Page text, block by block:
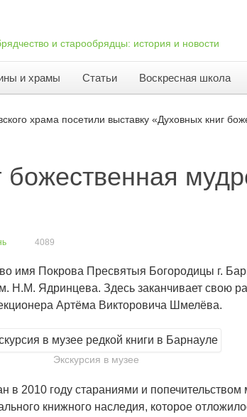
и храмы Статьи Воскресная школа
храма посетили выставку «Духовных книг
божественная
4089
имя Покрова Пресвятыя Богородицы г.
Н.М. Ядринцева. Здесь заканчивает свою
Артёма Викторовича Шмелёва.
Экскурсия в музее
в 2010 году стараниями и
книжного наследия, которое